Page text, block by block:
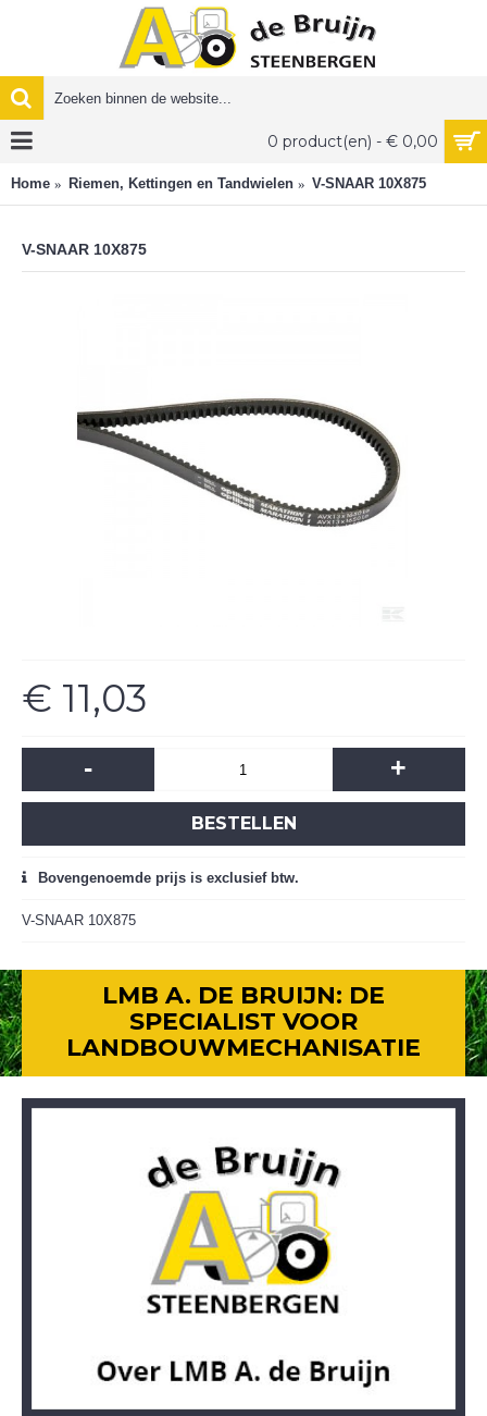
0 product(en) - € 0,00
Home Riemen, Kettingen en Tandwielen V-SNAAR 10X875
V-SNAAR 10X875
€ 11,03
- +
BESTELLEN
Bovengenoemde prijs is exclusief btw.
V-SNAAR 10X875
LMB A. DE BRUIJN: DE
SPECIALIST VOOR
LANDBOUWMECHANISATIE